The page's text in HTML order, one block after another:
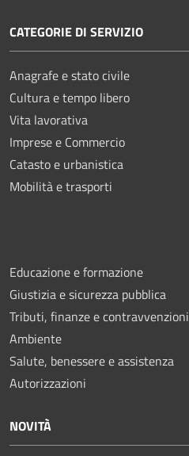
CATEGORIE DI SERVIZIO
Anagrafe e stato civile
Cultura e tempo libero
Vita lavorativa
Imprese e Commercio
Catasto e urbanistica
Mobilità e trasporti
Educazione e formazione
Giustizia e sicurezza pubblica
Tributi, finanze e contravvenzioni
Ambiente
Salute, benessere e assistenza
Autorizzazioni
NOVITÀ